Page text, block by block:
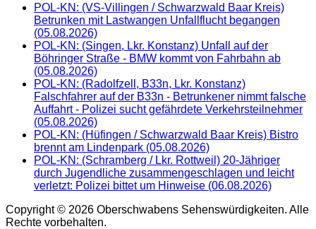
POL-KN: (VS-Villingen / Schwarzwald Baar Kreis)
Betrunken mit Lastwangen Unfallflucht begangen
(05.08.2026)
POL-KN: (Singen, Lkr. Konstanz) Unfall auf der
Böhringer Straße - BMW kommt von Fahrbahn ab
(05.08.2026)
POL-KN: (Radolfzell, B33n, Lkr. Konstanz)
Falschfahrer auf der B33n - Betrunkener nimmt falsche
Auffahrt - Polizei sucht gefährdete Verkehrsteilnehmer
(05.08.2026)
POL-KN: (Hüfingen / Schwarzwald Baar Kreis) Bistro
brennt am Lindenpark (05.08.2026)
POL-KN: (Schramberg / Lkr. Rottweil) 20-Jähriger
durch Jugendliche zusammengeschlagen und leicht
verletzt: Polizei bittet um Hinweise (06.08.2026)
Copyright © 2026 Oberschwabens Sehenswürdigkeiten. Alle
Rechte vorbehalten.